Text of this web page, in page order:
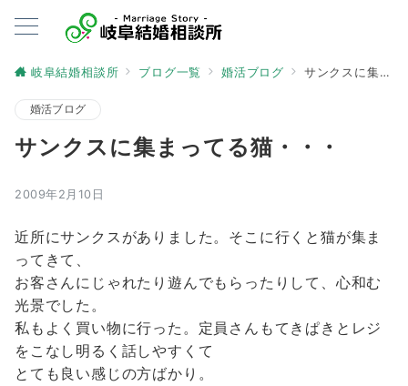
岐阜結婚相談所 ブログ一覧 婚活ブログ サンクスに集まってる猫・・・
婚活ブログ
サンクスに集まってる猫・・・
2009年2月10日
近所にサンクスがありました。そこに行くと猫が集ま
ってきて、
お客さんにじゃれたり遊んでもらったりして、心和む
光景でした。
私もよく買い物に行った。定員さんもてきぱきとレジ
をこなし明るく話しやすくて
とても良い感じの方ばかり。